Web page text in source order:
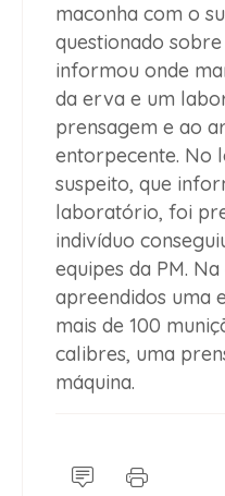
maconha com o
questionado
informou onde
da erva e um
prensagem e ao
entorpecente. No
suspeito, que
laboratório, foi
indivíduo
equipes da PM.
apreendidos uma
mais de 100
calibres, uma
máquina.